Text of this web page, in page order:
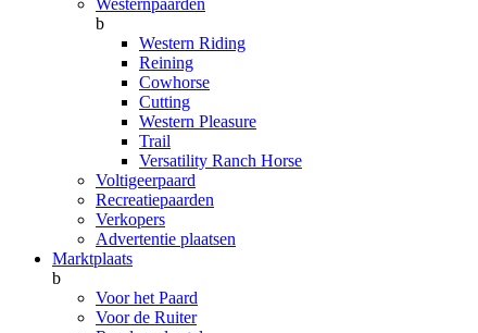
Westernpaarden
b
Western Riding
Reining
Cowhorse
Cutting
Western Pleasure
Trail
Versatility Ranch Horse
Voltigeerpaard
Recreatiepaarden
Verkopers
Advertentie plaatsen
Marktplaats
b
Voor het Paard
Voor de Ruiter